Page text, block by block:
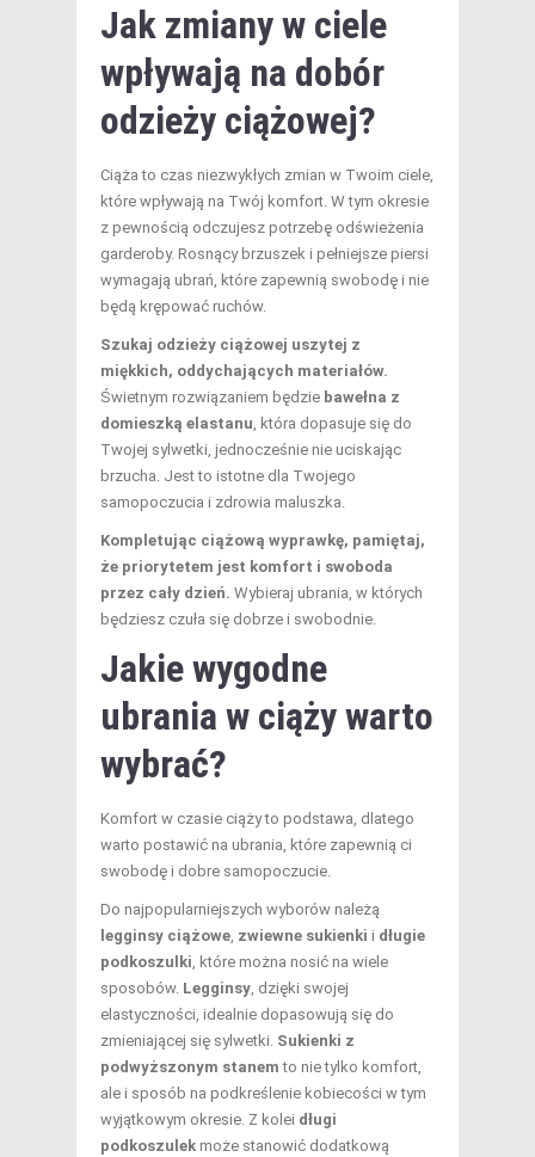
Jak zmiany w ciele
wpływają na dobór
odzieży ciążowej?
Ciąża to czas niezwykłych zmian w Twoim ciele,
które wpływają na Twój komfort. W tym okresie
z pewnością odczujesz potrzebę odświeżenia
garderoby. Rosnący brzuszek i pełniejsze piersi
wymagają ubrań, które zapewnią swobodę i nie
będą krępować ruchów.
Szukaj odzieży ciążowej uszytej z
miękkich, oddychających materiałów.
Świetnym rozwiązaniem będzie bawełna z
domieszką elastanu, która dopasuje się do
Twojej sylwetki, jednocześnie nie uciskając
brzucha. Jest to istotne dla Twojego
samopoczucia i zdrowia maluszka.
Kompletując ciążową wyprawkę, pamiętaj,
że priorytetem jest komfort i swoboda
przez cały dzień. Wybieraj ubrania, w których
będziesz czuła się dobrze i swobodnie.
Jakie wygodne
ubrania w ciąży warto
wybrać?
Komfort w czasie ciąży to podstawa, dlatego
warto postawić na ubrania, które zapewnią ci
swobodę i dobre samopoczucie.
Do najpopularniejszych wyborów należą
legginsy ciążowe, zwiewne sukienki i długie
podkoszulki, które można nosić na wiele
sposobów. Legginsy, dzięki swojej
elastyczności, idealnie dopasowują się do
zmieniającej się sylwetki. Sukienki z
podwyższonym stanem to nie tylko komfort,
ale i sposób na podkreślenie kobiecości w tym
wyjątkowym okresie. Z kolei długi
podkoszulek może stanowić dodatkową